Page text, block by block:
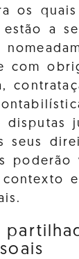
os quais
a
com
disputas
seus
poderão
contexto